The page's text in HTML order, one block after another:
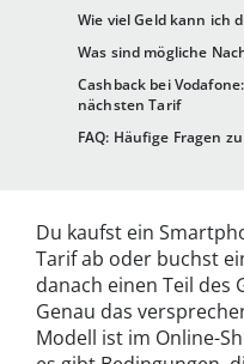
Wie viel Geld kann ich
Was sind mögliche
Cashback bei
nächsten Tarif
FAQ: Häufige Fragen
Du kaufst ein
Tarif ab oder buchst
danach einen Teil des
Genau das
Modell ist im Online-